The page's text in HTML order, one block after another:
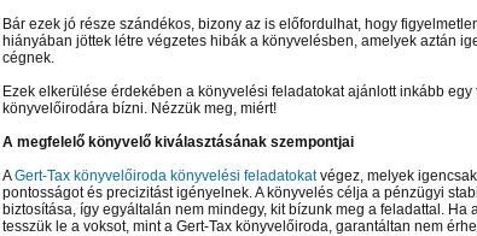
Bár ezek jó része szándékos, bizony az is előfordulhat, hogy
hiányában jöttek létre végzetes hibák a könyvelésben, amelyek aztán
cégnek.
Ezek elkerülése érdekében a könyvelési feladatokat ajánlott inkább
könyvelőirodára bízni. Nézzük meg, miért!
A megfelelő könyvelő kiválasztásának szempontjai
AGert-Tax könyvelőiroda könyvelési feladatokatvégez, melyek
pontosságot és precizitást igényelnek. A könyvelés célja a pénzügyi
biztosítása, így egyáltalán nem mindegy, kit bízunk meg a feladattal. Ha
tesszük le a voksot, mint a Gert-Tax könyvelőiroda, garantáltan nem